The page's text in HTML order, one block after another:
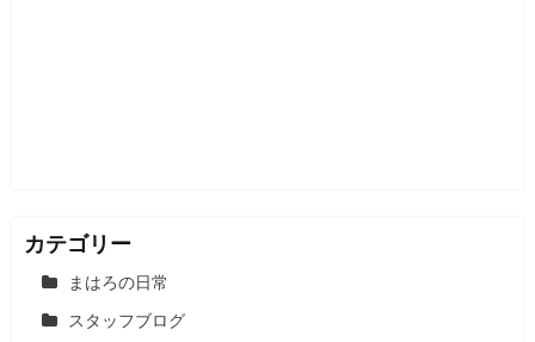
カテゴリー
まはろの日常
スタッフブログ